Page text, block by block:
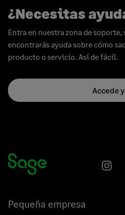
¿Necesitas
Entra en nuestra zona de
encontrarás ayuda sobre cómo
producto o servicio. Así de fácil.
Accede
Pequeña empresa